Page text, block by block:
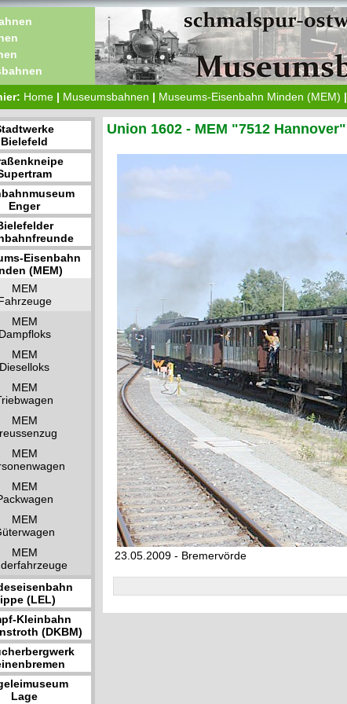
Home | Museumsbahnen | Museums-Eisenbahn Minden (MEM) |
Bielefeld
Enger
Eisenbahn
(MEM)
MEM
MEM
Dampfloks
MEM
Dieselloks
MEM
MEM
MEM
MEM
MEM
MEM
(LEL)
Kleinbahn
(DKBM)
Lage
Union 1602 - MEM "7512 Hannover"
23.05.2009 - Bremervörde